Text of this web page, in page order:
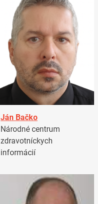
Ján Bačko
Národné centrum
zdravotníckych
informácií